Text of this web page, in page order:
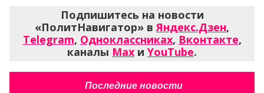
Подпишитесь на новости
«ПолитНавигатор» в Яндекс.Дзен,
Telegram, Одноклассниках, Вконтакте,
каналы Max и YouTube.
Последние новости